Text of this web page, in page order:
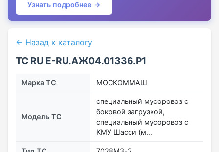
Узнать подробнее →
← Назад к каталогу
ТС RU Е-RU.АЖ04.01336.Р1
Марка ТС МОСКОММАШ
Модель ТС
специальный мусоровоз с
боковой загрузкой,
специальный мусоровоз с
КМУ Шасси (м…